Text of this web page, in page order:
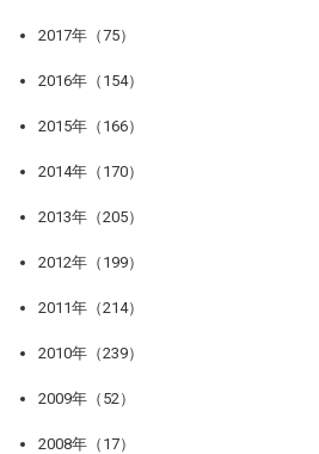
2017年（75）
2016年（154）
2015年（166）
2014年（170）
2013年（205）
2012年（199）
2011年（214）
2010年（239）
2009年（52）
2008年（17）